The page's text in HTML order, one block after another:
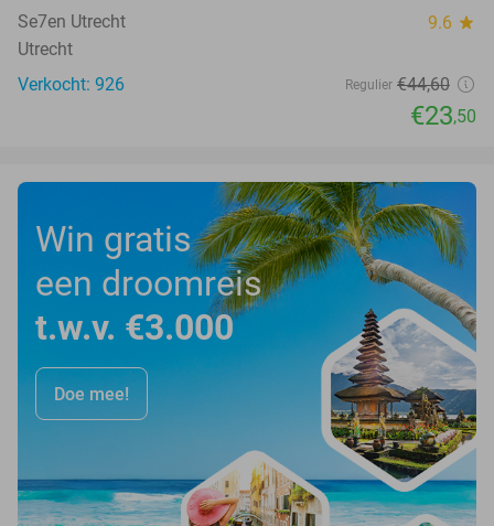
Se7en Utrecht 9.6 star
Utrecht
Verkocht: 926
Regulier €44,60
€23,50
Win gratis
een droomreis
t.w.v. €3.000
Doe mee!